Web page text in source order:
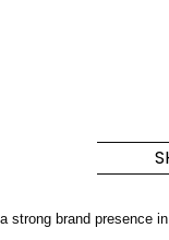
Designer-
und moderne
strong brand presence